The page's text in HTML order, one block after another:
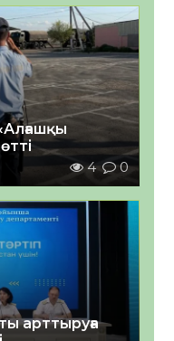
4 0
арттыруға